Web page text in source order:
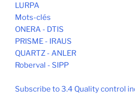
LURPA
Mots-clés
ONERA - DTIS
PRISME - IRAUS
QUARTZ - ANLER
Roberval - SIPP
Subscribe to 3.4 Quality control